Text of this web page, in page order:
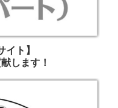
イト】
します！